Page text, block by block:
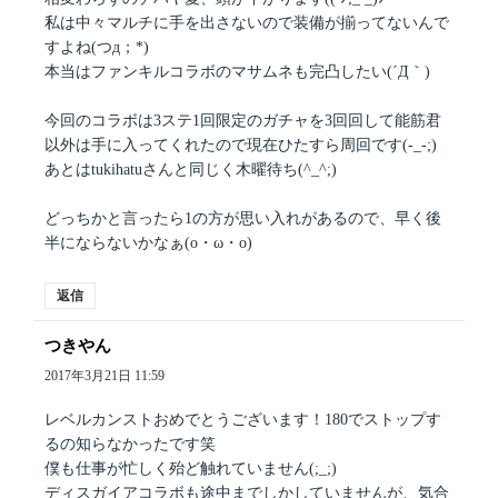
私は中々マルチに手を出さないので装備が揃ってないんで
すよね(つд；*)
本当はファンキルコラボのマサムネも完凸したい(´Д｀)
今回のコラボは3ステ1回限定のガチャを3回回して能筋君
以外は手に入ってくれたので現在ひたすら周回です(-_-;)
あとはtukihatuさんと同じく木曜待ち(^_^;)
どっちかと言ったら1の方が思い入れがあるので、早く後
半にならないかなぁ(o・ω・o)
返信
つきやん
り:
2017年3月21日 11:59
レベルカンストおめでとうございます！180でストップす
るの知らなかったです笑
僕も仕事が忙しく殆ど触れていません(;_;)
ディスガイアコラボも途中までしかしていませんが、気合